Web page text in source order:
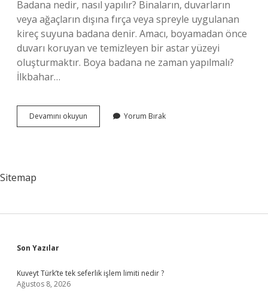
Badana nedir, nasıl yapılır? Binaların, duvarların
veya ağaçların dışına fırça veya spreyle uygulanan
kireç suyuna badana denir. Amacı, boyamadan önce
duvarı koruyan ve temizleyen bir astar yüzeyi
oluşturmaktır. Boya badana ne zaman yapılmalı?
İlkbahar…
Devamını okuyun
Ve
Yorum Bırak
Sitemap
Sidebar
Son Yazılar
Kuveyt Türk’te tek seferlik işlem limiti nedir ?
Ağustos 8, 2026